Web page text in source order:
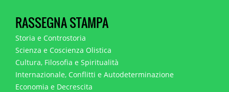
RASSEGNA STAMPA
Storia e Controstoria
Scienza e Coscienza Olistica
Cultura, Filosofia e Spiritualità
Internazionale, Conflitti e Autodeterminazione
Economia e Decrescita